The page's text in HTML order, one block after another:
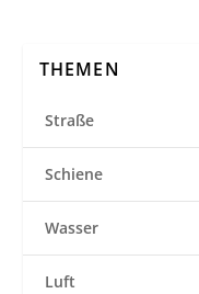
THEMEN
Straße
Schiene
Wasser
Luft